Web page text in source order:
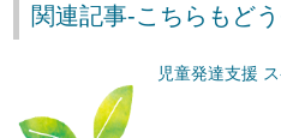
関連記事-こちらもど
児童発達支援